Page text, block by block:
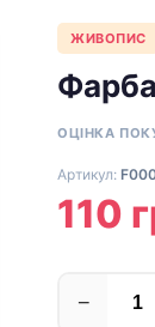
ЖИВОПИС
ОЦІНКА
Артикул:
110
−